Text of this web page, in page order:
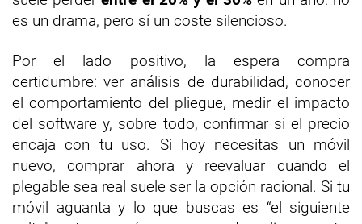
es un drama, pero sí un coste silencioso.
Por el lado positivo, la espera compra
certidumbre: ver análisis de durabilidad, conocer
el comportamiento del pliegue, medir el impacto
del software y, sobre todo, confirmar si el precio
encaja con tu uso. Si hoy necesitas un móvil
nuevo, comprar ahora y reevaluar cuando el
plegable sea real suele ser la opción racional. Si tu
móvil aguanta y lo que buscas es “el siguiente